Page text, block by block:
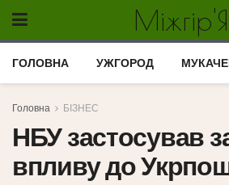
Міжгір'Я
ГОЛОВНА УЖГОРОД
Головна БІЗНЕС
НБУ застосував
впливу до